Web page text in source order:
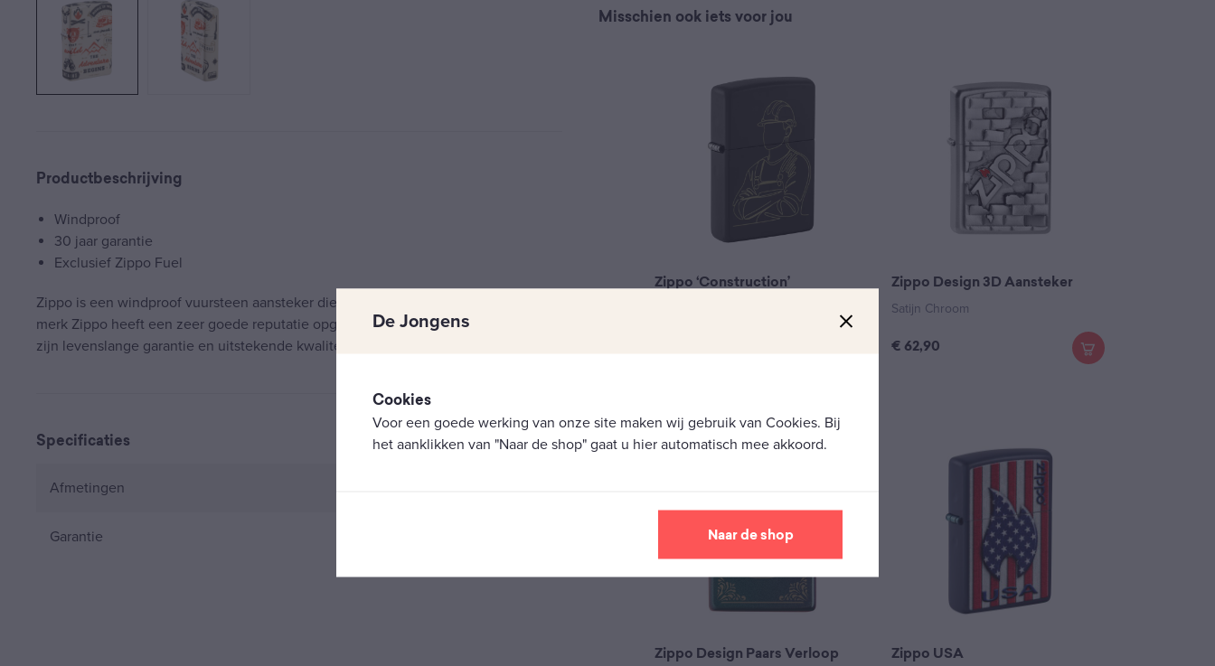
Productbeschrijving
Windproof
30 jaar garantie
Exclusief Zippo Fuel
Zippo is een windproof vuursteen aansteker die gevuld word met benzine. Het
merk Zippo heeft een zeer goede reputatie opgebouwd door de jaren heen door
zijn levenslange garantie en uitstekende kwaliteit.
Specificaties
Afmetingen
Garantie
Misschien ook iets voor jou
Zippo ‘Construction’ Zippo Design 3D Aansteker
Satijn Chroom
€ 62,90
Zippo Design Paars Verloop
Zippo USA
De Jongens
Cookies
Voor een goede werking van onze site maken wij gebruik van Cookies. Bij
het aanklikken van "Naar de shop" gaat u hier automatisch mee akkoord.
Naar de shop